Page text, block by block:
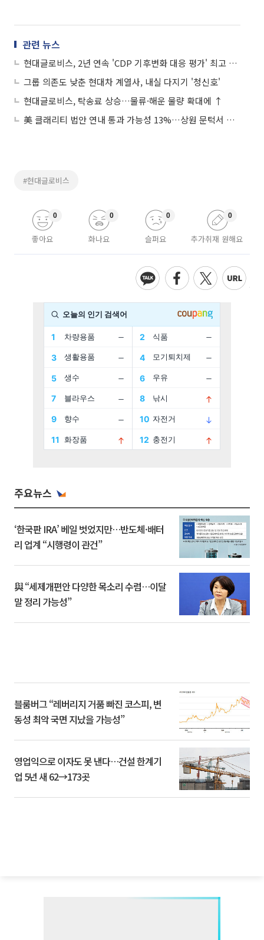
관련 뉴스
현대글로비스, 2년 연속 'CDP 기후변화 대응 평가' 최고 등급
그룹 의존도 낮춘 현대차 계열사, 내실 다지기 '청신호'
현대글로비스, 탁송료 상승…물류·해운 물량 확대에 ↑
美 클래리티 법안 연내 통과 가능성 13%…상원 문턱서 제동
#현대글로비스
좋아요
0
화나요
0
슬퍼요
0
추가취재 원해요
0
주요뉴스
‘한국판 IRA’ 베일 벗었지만…반도체·배터
리 업계 “시행령이 관건”
與 “세제개편안 다양한 목소리 수렴…이달
말 정리 가능성”
블룸버그 “레버리지 거품 빠진 코스피, 변
동성 최악 국면 지났을 가능성”
영업익으로 이자도 못 낸다…건설 한계기
업 5년 새 62→173곳